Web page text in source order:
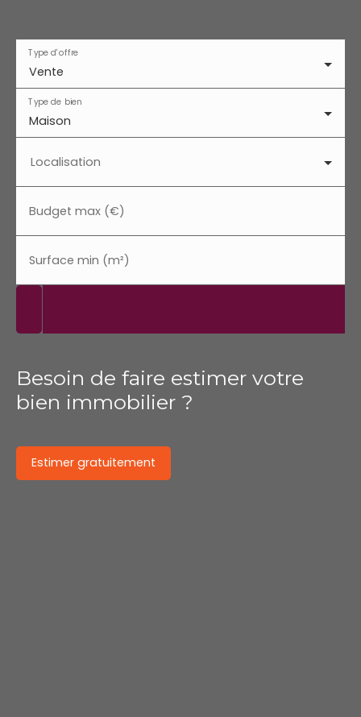
Vente
Type d'offre
Maison
Type de bien
Localisation
Budget max (€)
Surface min (m²)
Besoin de faire estimer votre
bien immobilier ?
Estimer gratuitement